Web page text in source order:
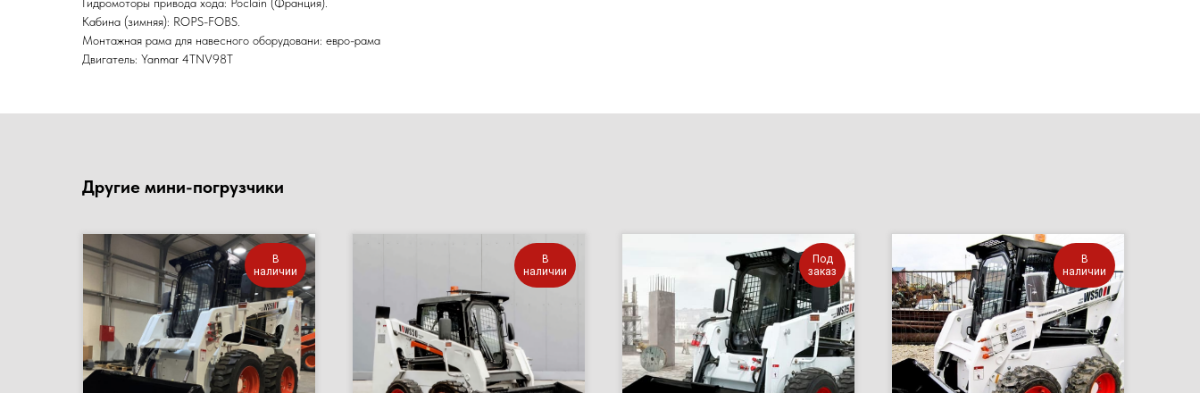
Гидромоторы привода хода: Poclain (Франция).
Кабина (зимняя): ROPS-FOBS.
Монтажная рама для навесного оборудовани: евро-рама
Двигатель: Yanmar 4TNV98T
Другие мини-погрузчики
В
наличии
В
наличии
Под
заказ
В
наличии